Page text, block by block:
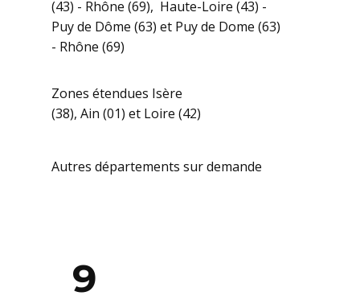
Puy de Dôme (63) et Puy de Dome (63)
- Rhône (69)
(38), Ain (01) et Loire (42)
Collaborateurs à votre service